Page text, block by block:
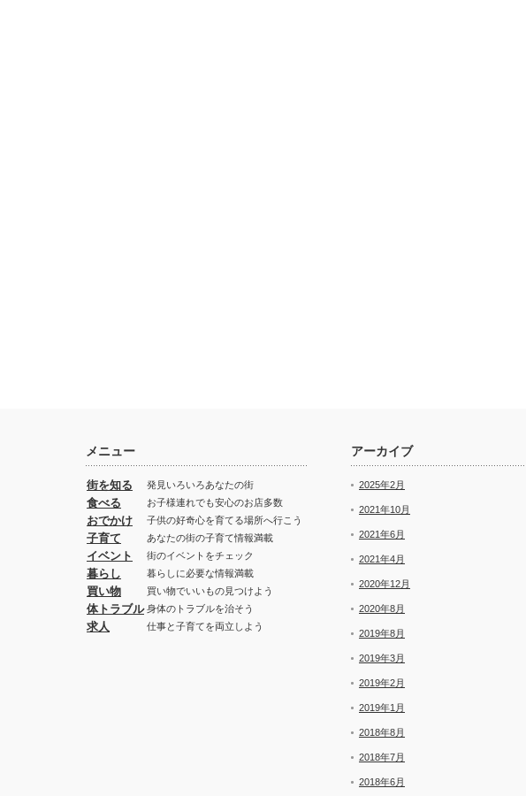
メニュー
街を知る 発見いろいろあなたの街
食べる お子様連れでも安心のお店多数
おでかけ 子供の好奇心を育てる場所へ行こう
子育て あなたの街の子育て情報満載
イベント 街のイベントをチェック
暮らし 暮らしに必要な情報満載
買い物 買い物でいいもの見つけよう
体トラブル 身体のトラブルを治そう
求人 仕事と子育てを両立しよう
アーカイブ
2025年2月
2021年10月
2021年6月
2021年4月
2020年12月
2020年8月
2019年8月
2019年3月
2019年2月
2019年1月
2018年8月
2018年7月
2018年6月